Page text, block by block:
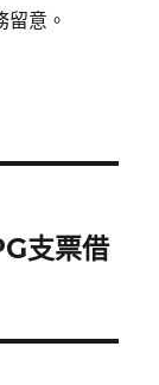
意。
支票借